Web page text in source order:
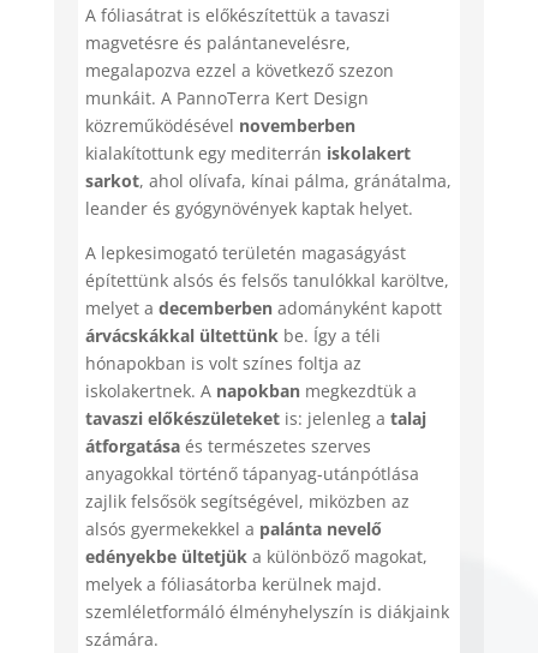
A fóliasátrat is előkészítettük a tavaszi
magvetésre és palántanevelésre,
megalapozva ezzel a következő szezon
munkáit. A PannoTerra Kert Design
közreműködésével novemberben
kialakítottunk egy mediterrán iskolakert
sarkot, ahol olívafa, kínai pálma, gránátalma,
leander és gyógynövények kaptak helyet.
A lepkesimogató területén magaságyást
építettünk alsós és felsős tanulókkal karöltve,
melyet adecemberben adományként kapott
árvácskákkal ültettünk be. Így a téli
hónapokban is volt színes foltja az
iskolakertnek. A napokban megkezdtük a
tavaszi előkészületeket is: jelenleg atalaj
átforgatása és természetes szerves
anyagokkal történő tápanyag-utánpótlása
zajlik felsősök segítségével, miközben az
alsós gyermekekkel a palánta nevelő
edényekbe ültetjük a különböző magokat,
melyek a fóliasátorba kerülnek majd.
szemléletformáló élményhelyszín is diákjaink
számára.